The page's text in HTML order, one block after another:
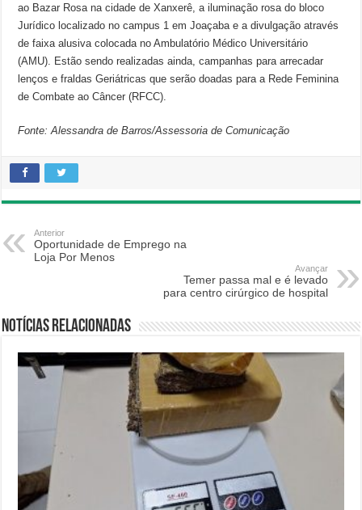
ao Bazar Rosa na cidade de Xanxerê, a iluminação rosa do bloco
Jurídico localizado no campus 1 em Joaçaba e a divulgação através
de faixa alusiva colocada no Ambulatório Médico Universitário
(AMU). Estão sendo realizadas ainda, campanhas para arrecadar
lenços e fraldas Geriátricas que serão doadas para a Rede Feminina
de Combate ao Câncer (RFCC).
Fonte: Alessandra de Barros/Assessoria de Comunicação
Anterior
Oportunidade de Emprego na
Loja Por Menos
Avançar
Temer passa mal e é levado
para centro cirúrgico de hospital
Notícias relacionadas